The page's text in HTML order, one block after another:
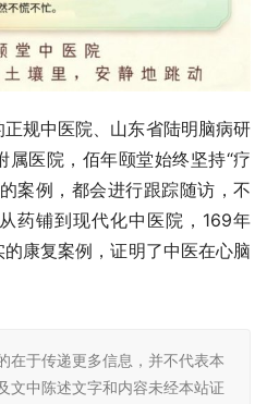
规中医院、山东省陆明脑病研
属医院，佰年颐堂始终坚持“疗
案例，都会进行跟踪随访，不
药铺到现代化中医院，169年
康复案例，证明了中医在心脑
在于传递更多信息，并不代表本
文中陈述文字和内容未经本站证